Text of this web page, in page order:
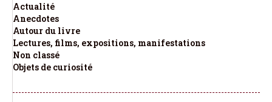
Actualité
Anecdotes
Autour du livre
Lectures, films, expositions, manifestations
Non classé
Objets de curiosité